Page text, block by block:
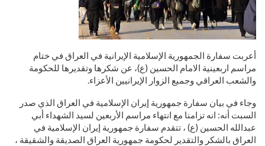
أعربت سفارة الجمهورية الإسلامية الإيرانية في العراق في ختام
مراسم اربعينية الامام الحسين (ع)، عن شكرها وتقديرها للحكومة
والشعب العراقي وجميع الزوار الإيرانيين الأعزاء.
وجاء في بيان سفارة جمهورية إيران الإسلامية في العراق الذي صدر
السبت أنه: انه تزامنا مع انتهاء مراسم الأربعين لسيد الشهداء أبي
عبدالله الحسين (ع) ، تتقدم سفارة جمهورية إيران الإسلامية في
العراق بالشكر والتقدير لحكومة جمهورية العراق الصديقة والشقيقة ،